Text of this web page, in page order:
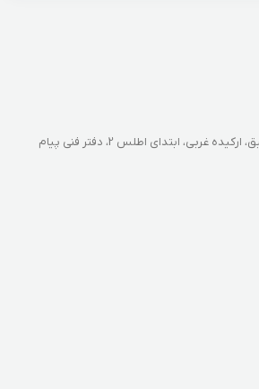
غربی، ابتدای اطلس 2، دفتر فنی پیام